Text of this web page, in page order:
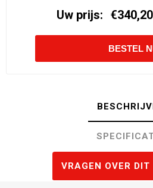
Uw prijs:
VRAGEN OVER DIT